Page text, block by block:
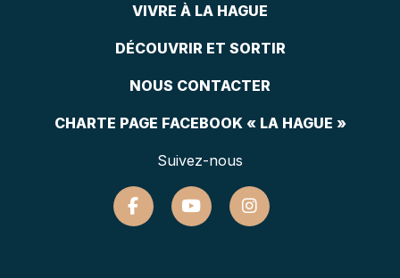
VIVRE À LA HAGUE
DÉCOUVRIR ET SORTIR
NOUS CONTACTER
CHARTE PAGE FACEBOOK « LA HAGUE »
Suivez-nous